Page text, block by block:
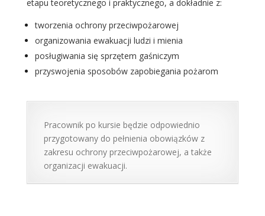
etapu teoretycznego i praktycznego, a dokładnie z:
tworzenia ochrony przeciwpożarowej
organizowania ewakuacji ludzi i mienia
posługiwania się sprzętem gaśniczym
przyswojenia sposobów zapobiegania pożarom
Pracownik po kursie będzie odpowiednio
przygotowany do pełnienia obowiązków z
zakresu ochrony przeciwpożarowej, a także
organizacji ewakuacji.